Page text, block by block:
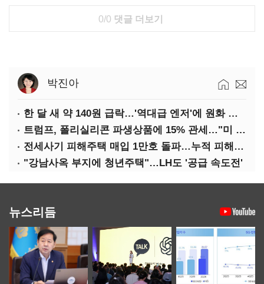
0/0 댓글 더보기
박진아
한 달 새 약 140원 급락…'역대급 엔저'에 원화 변곡점
트럼프, 폴리실리콘 파생상품에 15% 관세…"미 산업 재건"
전세사기 피해주택 매입 1만호 돌파…누적 피해자 4만278명
"강남사옥 부지에 청년주택"…LH도 '공급 속도전'
뉴스리듬